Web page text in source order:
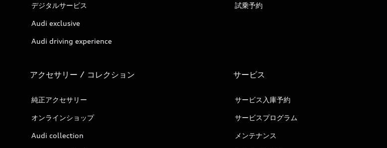
デジタルサービス
Audi exclusive
Audi driving experience
試乗予約
アクセサリー / コレクション
純正アクセサリー
オンラインショップ
Audi collection
サービス
サービス入庫予約
サービスプログラム
メンテナンス